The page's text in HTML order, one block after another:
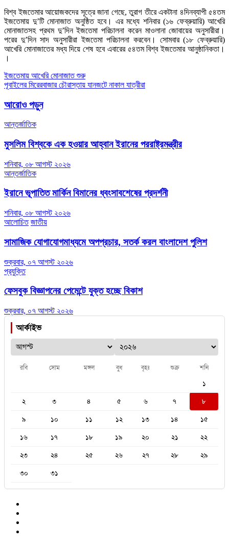
বিশ্ব ইজতেমার আয়োজকদের সূত্রে জানা গেছে, তুরাগ তীরে একটানা ৪দিনব্যাপী ৫৪তম
ইজতেমায় দু’টি মোনাজাত অনুষ্ঠিত হবে। এর মধ্যে শনিবার (১৬ ফেব্রুয়ারি) আখেরি
মোনাজাতসহ প্রথম দু’দিন ইজতেমা পরিচালনা করেন মাওলানা জোবায়ের অনুসারীরা।
পরের দু’দিন সাদ অনুসারীরা ইজতেমা পরিচালনা করবেন। সোমবার (১৮ ফেব্রুয়ারি)
আখেরি মোনাজাতের মধ্য দিয়ে শেষ হবে এবারের ৫৪তম বিশ্ব ইজতেমার আনুষ্ঠানিকতা।
।
Post
navigation
ইজতেমায় আখেরি মোনাজাত শুরু
পূবাইলের মিরেরবাজার চৌরাস্তায় যানজটে নাকাল যাত্রীরা
আরোও পড়ুন
আন্তর্জাতিক
মুসলিম বিশ্বকে এক হওয়ার আহ্বান ইরানের পররাষ্ট্রমন্ত্রীর
শনিবার, ০৮ আগস্ট ২০২৬
আন্তর্জাতিক
ইরানে ভূপাতিত মার্কিন বিমানের ধ্বংসাবশেষের প্রদর্শনী
শনিবার, ০৮ আগস্ট ২০২৬
আলোচিত জাতীয়
সামাজিক যোগাযোগমাধ্যমে অপপ্রচার, সতর্ক করল বাংলাদেশ পুলিশ
শুক্রবার, ০৭ আগস্ট ২০২৬
প্রযুক্তি
ফেসবুক বিজ্ঞাপনের পেমেন্টে যুক্ত হচ্ছে বিকাশ
শুক্রবার, ০৭ আগস্ট ২০২৬
আর্কাইভ
রবি সোম মঙ্গল বুধ বৃহঃ শুক্র শনি
১
২
৩ ৪ ৫ ৬ ৭
৮
৯
১০ ১১ ১২ ১৩ ১৪
১৫
১৬
১৭ ১৮ ১৯ ২০ ২১
২২
২৩
২৪ ২৫ ২৬ ২৭ ২৮
২৯
৩০
৩১